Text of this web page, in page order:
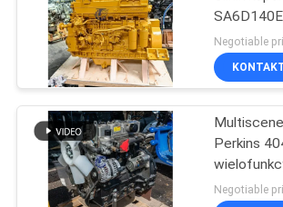
FILMY
POKAZ
VR
NAS
Główny zawór
sterujący
Negotiable
Perkins
silnik.
Negotiable